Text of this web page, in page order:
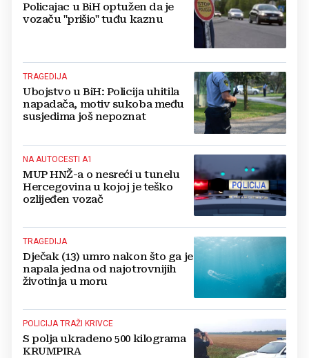
Policajac u BiH optužen da je
vozaču "prišio" tuđu kaznu
TRAGEDIJA
Ubojstvo u BiH: Policija uhitila
napadača, motiv sukoba među
susjedima još nepoznat
NA AUTOCESTI A1
MUP HNŽ-a o nesreći u tunelu
Hercegovina u kojoj je teško
ozlijeđen vozač
TRAGEDIJA
Dječak (13) umro nakon što ga je
napala jedna od najotrovnijih
životinja u moru
POLICIJA TRAŽI KRIVCE
S polja ukradeno 500 kilograma
KRUMPIRA